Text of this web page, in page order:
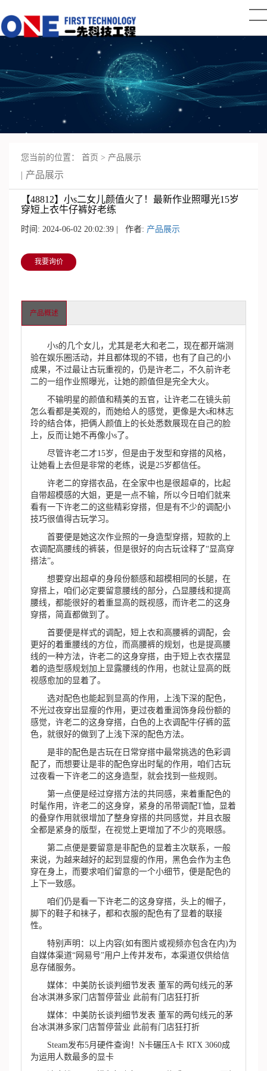
您当前的位置： 首页 > 产品展示
产品展示
【48812】小s二女儿颜值火了！最新作业照曝光15岁
穿短上衣牛仔裤好老练
时间: 2024-06-02 20:02:39 | 作者: 产品展示
我要询价
产品概述
小s的几个女儿，尤其是老大和老二，现在都开端测
验在娱乐圈活动，并且都体现的不错，也有了自己的小
成果，不过最让古玩重视的，仍是许老二，不久前许老
二的一组作业照曝光，让她的颜值但是完全大火。
不输明星的颜值和精美的五官，让许老二在镜头前
怎么看都是美观的，而她给人的感觉，更像是大s和林志
玲的结合体，把俩人颜值上的长处悉数展现在自己的脸
上，反而让她不再像小s了。
尽管许老二才15岁，但是由于发型和穿搭的风格，
让她看上去但是非常的老练，说是25岁都信任。
许老二的穿搭衣品，在全家中也是很超卓的，比起
自带超模感的大姐，更是一点不输，所以今日咱们就来
看有一下许老二的这些精彩穿搭，但是有不少的调配小
技巧很值得古玩学习。
首要便是她这次作业照的一身造型穿搭，短款的上
衣调配高腰线的裤装，但是很好的向古玩诠释了“显高穿
搭法”。
想要穿出超卓的身段份额感和超模相同的长腿，在
穿搭上，咱们必定要留意腰线的部分，凸显腰线和提高
腰线，都能很好的着重显高的既视感，而许老二的这身
穿搭，简直都做到了。
首要便是样式的调配，短上衣和高腰裤的调配，会
更好的着重腰线的方位，而高腰裤的规划，也是提高腰
线的一种方法，许老二的这身穿搭，由于短上衣衣摆显
着的造型感规划加上显露腰线的作用，也就让显高的既
视感愈加的显着了。
选对配色也能起到显高的作用，上浅下深的配色，
不光过夜穿出显瘦的作用，更过夜着重润饰身段份额的
感觉，许老二的这身穿搭，白色的上衣调配牛仔裤的蓝
色，就很好的做到了上浅下深的配色方法。
是非的配色是古玩在日常穿搭中最常挑选的色彩调
配了，而想要让是非的配色穿出时髦的作用，咱们古玩
过夜看一下许老二的这身造型，就会找到一些规则。
第一点便是经过穿搭方法的共同感，来着重配色的
时髦作用，许老二的这身穿，紧身的吊带调配T恤，显着
的叠穿作用就很增加了整身穿搭的共同感觉，并且衣服
全都是紧身的版型，在视觉上更增加了不少的亮眼感。
第二点便是要留意是非配色的显着主次联系，一般
来说，为越来越好的起到显瘦的作用，黑色会作为主色
穿在身上，而要求咱们留意的一个小细节，便是配色的
上下一致感。
咱们仍是看一下许老二的这身穿搭，头上的帽子，
脚下的鞋子和袜子，都和衣服的配色有了显着的联接
性。
特别声明：以上内容(如有图片或视频亦包含在内)为
自媒体渠道“网易号”用户上传并发布，本渠道仅供给信
息存储服务。
媒体：中美防长谈判细节发表 董军的两句线元的茅
台冰淇淋多家门店暂停营业 此前有门店狂打折
媒体：中美防长谈判细节发表 董军的两句线元的茅
台冰淇淋多家门店暂停营业 此前有门店狂打折
Steam发布5月硬件查询！N卡碾压A卡 RTX 3060成
为运用人数最多的显卡